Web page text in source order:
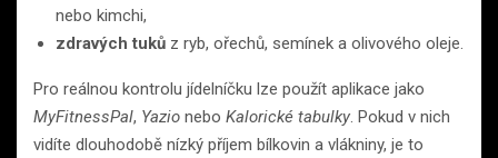
nebo kimchi,
zdravých tuků z ryb, ořechů, semínek a olivového oleje.
Pro reálnou kontrolu jídelníčku lze použít aplikace jako
MyFitnessPal, Yazio nebo Kalorické tabulky. Pokud v nich
vidíte dlouhodobě nízký příjem bílkovin a vlákniny, je to